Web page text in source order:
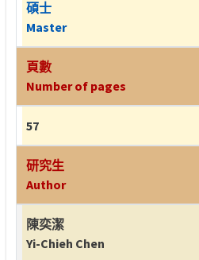
碩士
Master
頁數
Number of pages
57
研究生
Author
陳奕潔
Yi-Chieh Chen